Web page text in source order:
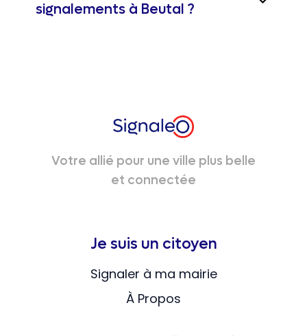
signalements à Beutal ?
Votre allié pour une ville plus belle
et connectée
Je suis un citoyen
Signaler à ma mairie
À Propos